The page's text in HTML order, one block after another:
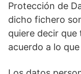
Protección de
dicho fichero
quiere decir
acuerdo a lo